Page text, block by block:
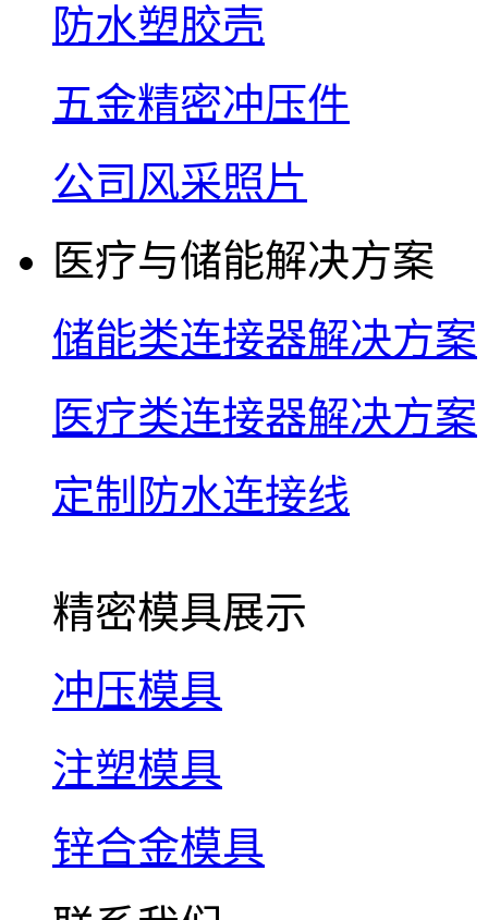
防水塑胶壳
五金精密冲压件
公司风采照片
医疗与储能解决方案
储能类连接器解决方案
医疗类连接器解决方案
定制防水连接线
精密模具展示
冲压模具
注塑模具
锌合金模具